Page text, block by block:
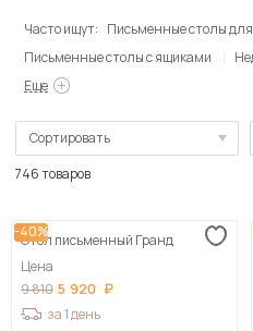
Часто ищут: Письменные столы
Письменные столы с ящиками
Еще
Сортировать
Сначала дорогие
746 товаров
-40%
Стол письменный Гранд
Цена
9 810 5 920
за 1 день